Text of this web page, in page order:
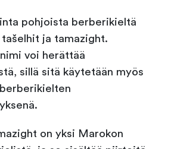
pohjoista berberikieltä
ja tamazight.
voi herättää
sillä sitä käytetään myös
on yksi Marokon